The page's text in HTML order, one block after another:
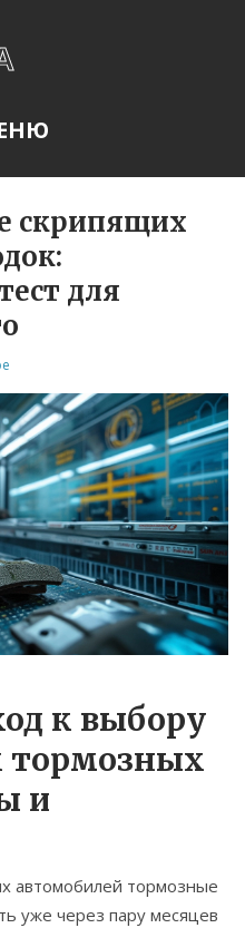
скрипящих
для
к выбору
тормозных
и
автомобилей тормозные
уже через пару месяцев